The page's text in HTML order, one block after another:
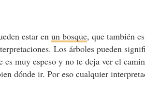
estar enun bosque, que también
Los árboles pueden
es muy espeso y no te deja ver el
dónde ir. Por eso cualquier